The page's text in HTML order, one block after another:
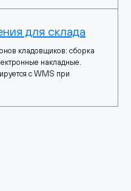
для склада
кладовщиков: сборка
накладные.
с WMS при